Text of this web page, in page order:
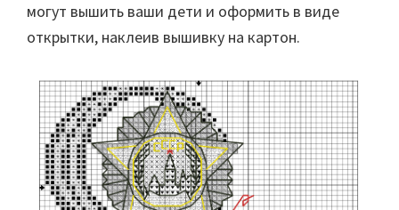
могут вышить ваши дети и оформить в виде
открытки, наклеив вышивку на картон.